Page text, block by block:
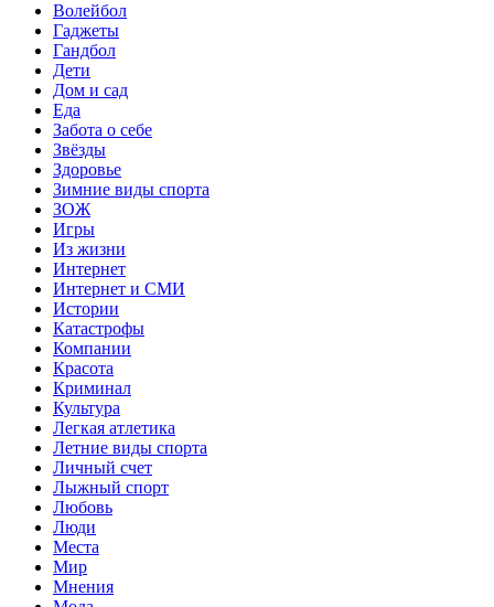
Волейбол
Гаджеты
Гандбол
Дети
Дом и сад
Еда
Забота о себе
Звёзды
Здоровье
Зимние виды спорта
ЗОЖ
Игры
Из жизни
Интернет
Интернет и СМИ
Истории
Катастрофы
Компании
Красота
Криминал
Культура
Легкая атлетика
Летние виды спорта
Личный счет
Лыжный спорт
Любовь
Люди
Места
Мир
Мнения